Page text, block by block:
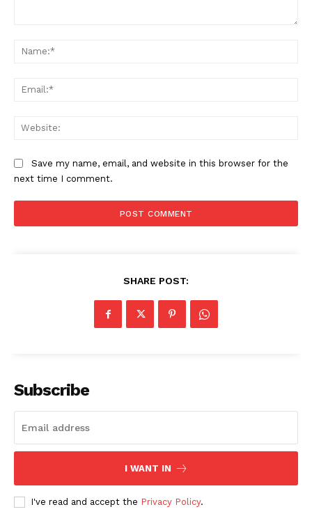
Save my name, email, and website in this browser for the
next time I comment.
SHARE POST:
Subscribe
I WANT IN
I've read and accept the Privacy Policy.